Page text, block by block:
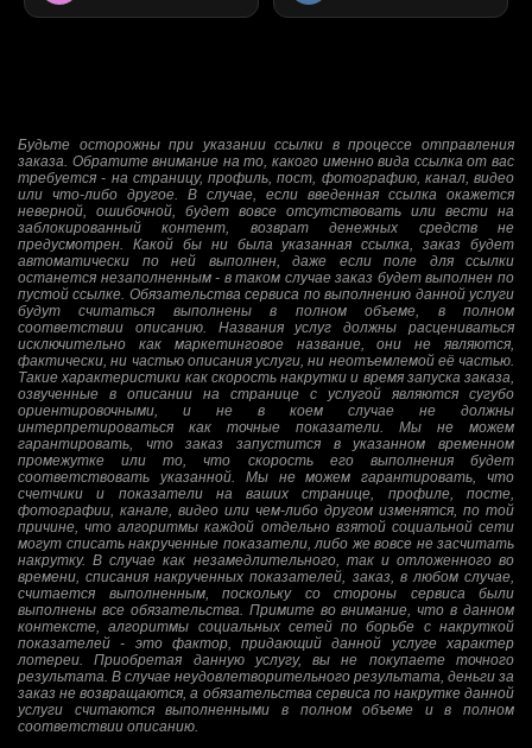
Будьте осторожны при указании ссылки в процессе отправления
заказа. Обратите внимание на то, какого именно вида ссылка от вас
требуется - на страницу, профиль, пост, фотографию, канал, видео
или что-либо другое. В случае, если введенная ссылка окажется
неверной, ошибочной, будет вовсе отсутствовать или вести на
заблокированный контент, возврат денежных средств не
предусмотрен. Какой бы ни была указанная ссылка, заказ будет
автоматически по ней выполнен, даже если поле для ссылки
останется незаполненным - в таком случае заказ будет выполнен по
пустой ссылке. Обязательства сервиса по выполнению данной услуги
будут считаться выполнены в полном объеме, в полном
соответствии описанию. Названия услуг должны расцениваться
исключительно как маркетинговое название, они не являются,
фактически, ни частью описания услуги, ни неотъемлемой её частью.
Такие характеристики как скорость накрутки и время запуска заказа,
озвученные в описании на странице с услугой являются сугубо
ориентировочными, и не в коем случае не должны
интерпретироваться как точные показатели. Мы не можем
гарантировать, что заказ запустится в указанном временном
промежутке или то, что скорость его выполнения будет
соответствовать указанной. Мы не можем гарантировать, что
счетчики и показатели на ваших странице, профиле, посте,
фотографии, канале, видео или чем-либо другом изменятся, по той
причине, что алгоритмы каждой отдельно взятой социальной сети
могут списать накрученные показатели, либо же вовсе не засчитать
накрутку. В случае как незамедлительного, так и отложенного во
времени, списания накрученных показателей, заказ, в любом случае,
считается выполненным, поскольку со стороны сервиса были
выполнены все обязательства. Примите во внимание, что в данном
контексте, алгоритмы социальных сетей по борьбе с накруткой
показателей - это фактор, придающий данной услуге характер
лотереи. Приобретая данную услугу, вы не покупаете точного
результата. В случае неудовлетворительного результата, деньги за
заказ не возвращаются, а обязательства сервиса по накрутке данной
услуги считаются выполненными в полном объеме и в полном
соответствии описанию.